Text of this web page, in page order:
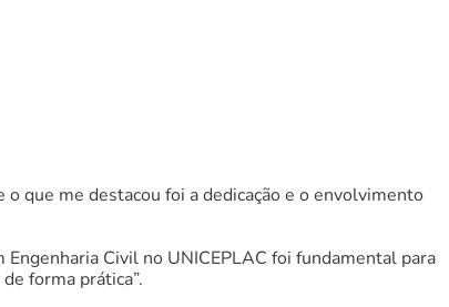
que me destacou foi a dedicação e o envolvimento
Civil no UNICEPLAC foi fundamental para
forma prática”.